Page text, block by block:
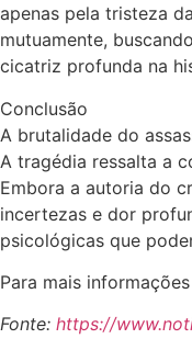
apenas pela tristeza
mutuamente,
cicatriz profunda na
Conclusão
A brutalidade do
A tragédia ressalta a
Embora a autoria do
incertezas e dor
psicológicas que
Para mais
Fonte: https://